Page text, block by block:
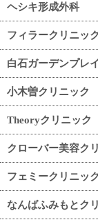
ヘシキ形成外科
フィラークリニック
白石ガーデンプレ
小木曽クリニック
Theoryクリニック
クローバー美容ク
フェミークリニック
なんばふみもとク